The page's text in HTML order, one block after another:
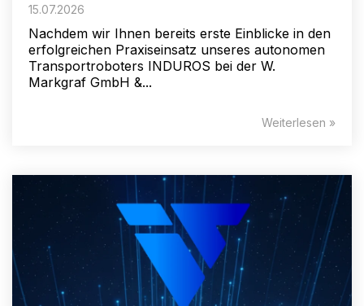
15.07.2026
Nachdem wir Ihnen bereits erste Einblicke in den
erfolgreichen Praxiseinsatz unseres autonomen
Transportroboters INDUROS bei der W.
Markgraf GmbH &...
Weiterlesen »